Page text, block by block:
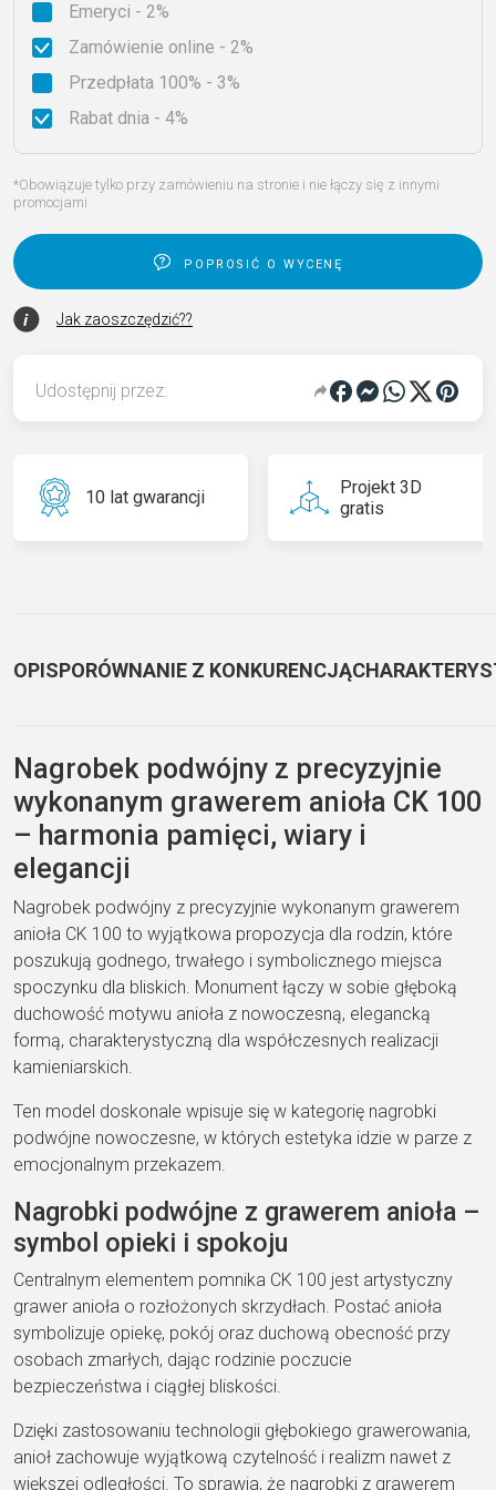
Emeryci - 2%
Zamówienie online - 2%
Przedpłata 100% - 3%
Rabat dnia - 4%
*Obowiązuje tylko przy zamówieniu na stronie i nie łączy się z innymi
promocjami
poprosić o wycenę
Jak zaoszczędzić??
Udostępnij przez:
10 lat gwarancji
Projekt 3D
gratis
OPISPORÓWNANIE Z KONKURENCJĄ
Nagrobek podwójny z precyzyjnie
wykonanym grawerem anioła CK 100
– harmonia pamięci, wiary i
elegancji
Nagrobek podwójny z precyzyjnie wykonanym grawerem
anioła CK 100 to wyjątkowa propozycja dla rodzin, które
poszukują godnego, trwałego i symbolicznego miejsca
spoczynku dla bliskich. Monument łączy w sobie głęboką
duchowość motywu anioła z nowoczesną, elegancką
formą, charakterystyczną dla współczesnych realizacji
kamieniarskich.
Ten model doskonale wpisuje się w kategorię nagrobki
podwójne nowoczesne, w których estetyka idzie w parze z
emocjonalnym przekazem.
Nagrobki podwójne z grawerem anioła –
symbol opieki i spokoju
Centralnym elementem pomnika CK 100 jest artystyczny
grawer anioła o rozłożonych skrzydłach. Postać anioła
symbolizuje opiekę, pokój oraz duchową obecność przy
osobach zmarłych, dając rodzinie poczucie
bezpieczeństwa i ciągłej bliskości.
Dzięki zastosowaniu technologii głębokiego grawerowania,
anioł zachowuje wyjątkową czytelność i realizm nawet z
większej odległości. To sprawia, że nagrobki z grawerem